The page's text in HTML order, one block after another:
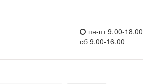
пн-пт 9.00-18.00
сб 9.00-16.00